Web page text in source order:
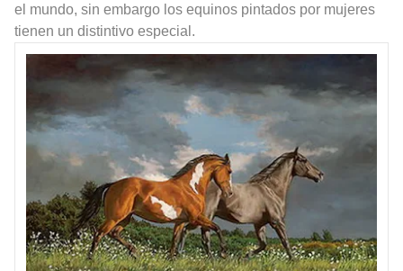
el mundo, sin embargo los equinos pintados por mujeres
tienen un distintivo especial.